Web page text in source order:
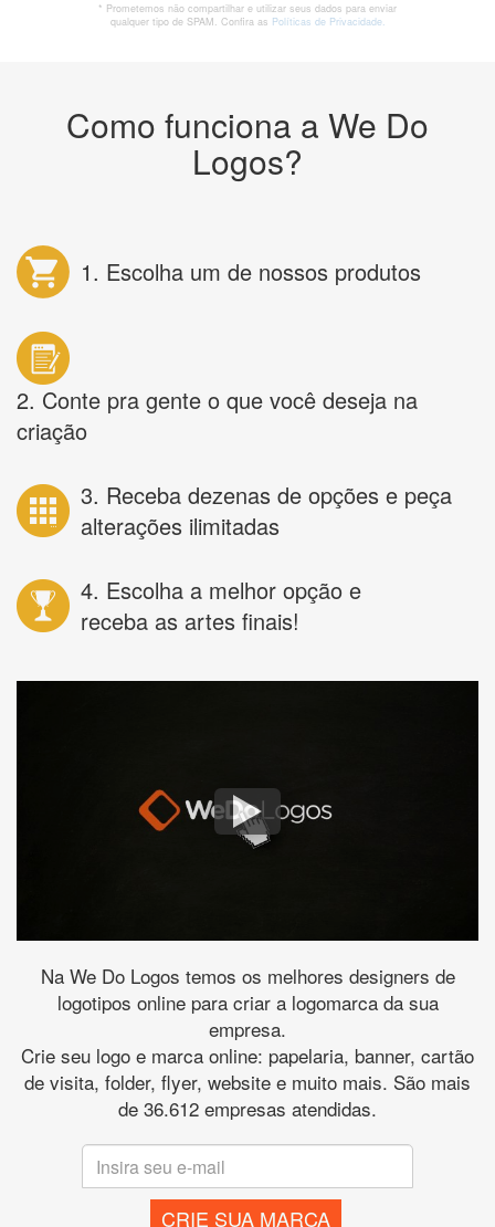
* Prometemos não compartilhar e utilizar seus dados para enviar
qualquer tipo de SPAM. Confira as Políticas de Privacidade.
Como funciona a We Do
Logos?
1. Escolha um de nossos produtos
2. Conte pra gente o que você deseja na
criação
3. Receba dezenas de opções e peça
alterações ilimitadas
4. Escolha a melhor opção e
receba as artes finais!
Na We Do Logos temos os melhores designers de
logotipos online para criar a logomarca da sua
empresa.
Crie seu logo e marca online: papelaria, banner, cartão
de visita, folder, flyer, website e muito mais. São mais
de 36.612 empresas atendidas.
CRIE SUA MARCA